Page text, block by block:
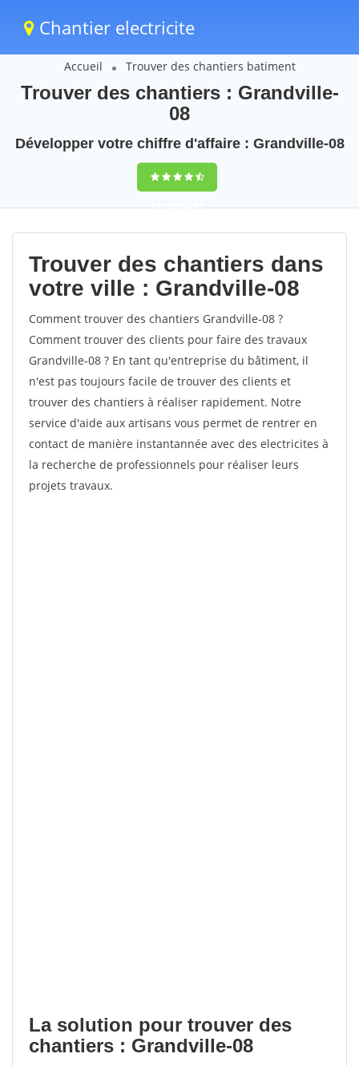
Chantier electricite
Accueil Trouver des chantiers batiment
Trouver des chantiers : Grandville-
08
Développer votre chiffre d'affaire : Grandville-08
9,5(100%)67
votes
Trouver des chantiers dans
votre ville : Grandville-08
Comment trouver des chantiers Grandville-08 ?
Comment trouver des clients pour faire des travaux
Grandville-08 ? En tant qu'entreprise du bâtiment, il
n'est pas toujours facile de trouver des clients et
trouver des chantiers à réaliser rapidement. Notre
service d'aide aux artisans vous permet de rentrer en
contact de manière instantannée avec des electricites à
la recherche de professionnels pour réaliser leurs
projets travaux.
La solution pour trouver des
chantiers : Grandville-08